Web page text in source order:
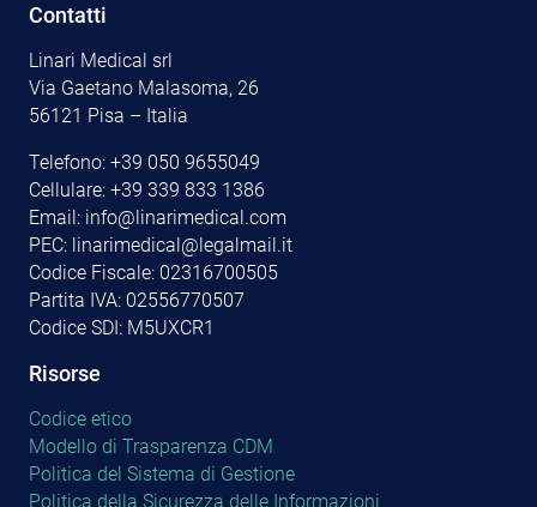
Contatti
Linari Medical srl
Via Gaetano Malasoma, 26
56121 Pisa – Italia
Telefono: +39 050 9655049
Cellulare: +39 339 833 1386
Email: info@linarimedical.com
PEC: linarimedical@legalmail.it
Codice Fiscale: 02316700505
Partita IVA: 02556770507
Codice SDI: M5UXCR1
Risorse
Codice etico
Modello di Trasparenza CDM
Politica del Sistema di Gestione
Politica della Sicurezza delle Informazioni